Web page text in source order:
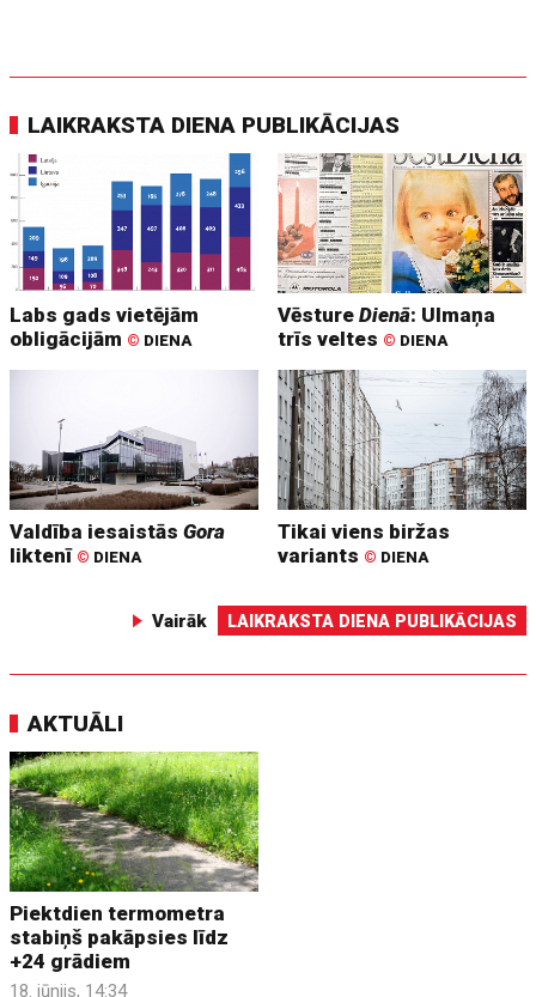
LAIKRAKSTA DIENA PUBLIKĀCIJAS
Labs gads vietējām
obligācijām © DIENA
VēstureDienā: Ulmaņa
trīs veltes © DIENA
Valdība iesaistāsGora
liktenī © DIENA
Tikai viens biržas
variants © DIENA
Vairāk LAIKRAKSTA DIENA PUBLIKĀCIJAS
AKTUĀLI
Piektdien termometra
stabiņš pakāpsies līdz
+24 grādiem
18. jūnijs, 14:34